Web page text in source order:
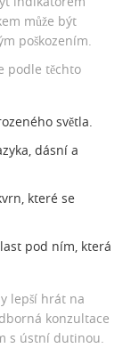
může být
poškozením.
podle těchto
světla.
dásní a
které se
pod ním, která
lepší hrát na
konzultace
s ústní dutinou.